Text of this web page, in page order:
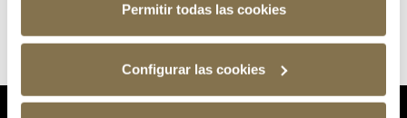
Permitir todas las cookies
Configurar las cookies